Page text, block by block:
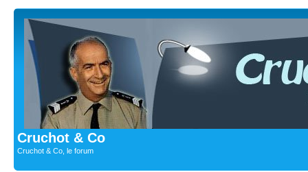
Cruchot & Co
Cruchot & Co, le forum